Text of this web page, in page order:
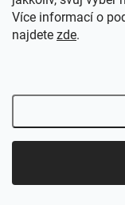
Více informací o
najdete zde.
obchodu)
prodávající
Kromě
údaje